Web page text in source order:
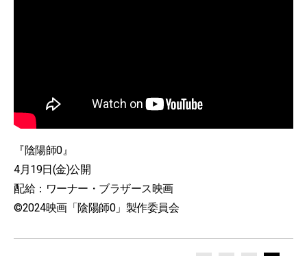
『陰陽師0』
4月19日(金)公開
配給：ワーナー・ブラザース映画
©2024映画「陰陽師0」製作委員会